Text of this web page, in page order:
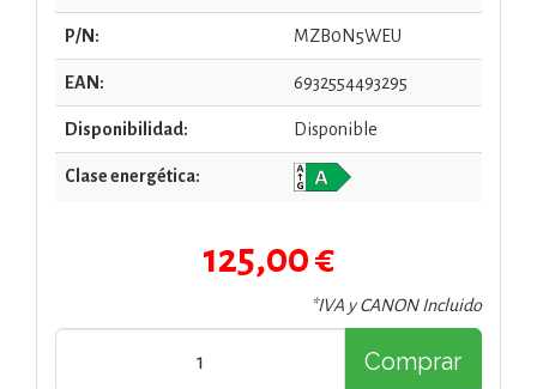
P/N: MZB0N5WEU
EAN: 6932554493295
Disponibilidad: Disponible
Clase energética:
125,00 €
*IVA y CANON Incluido
Comprar